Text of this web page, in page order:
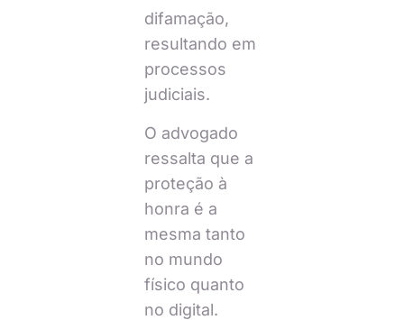
difamação,
resultando em
processos
judiciais.
O advogado
ressalta que a
proteção à
honra é a
mesma tanto
no mundo
físico quanto
no digital.